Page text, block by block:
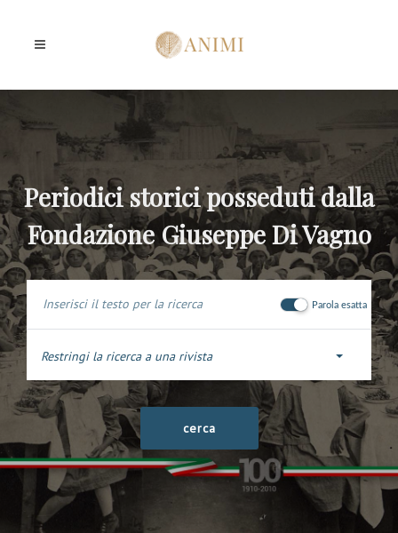
Periodici storici posseduti dalla
Fondazione Giuseppe Di Vagno
Parola esatta
Restringi la ricerca a una rivista